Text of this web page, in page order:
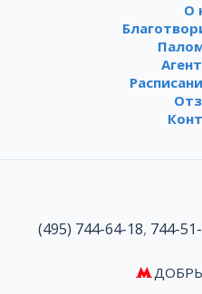
О
(495) 744-64-18, 744-